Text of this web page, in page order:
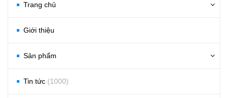
Trang chủ
Giới thiệu
Sản phẩm
Tin tức (1000)